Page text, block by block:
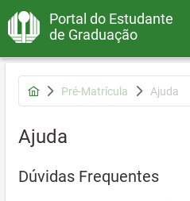
Portal do Estudante
de Graduação
Pré-Matrícula Ajuda
Ajuda
Dúvidas Frequentes